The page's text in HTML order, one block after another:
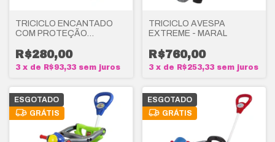
TRICICLO ENCANTADO
COM PROTEÇÃO
FILHOS
R$280,00
3 x de R$93,33 sem juros
TRICICLO AVESPA
EXTREME - MARAL
R$760,00
3 x de R$253,33 sem juros
ESGOTADO
GRÁTIS
ESGOTADO
GRÁTIS